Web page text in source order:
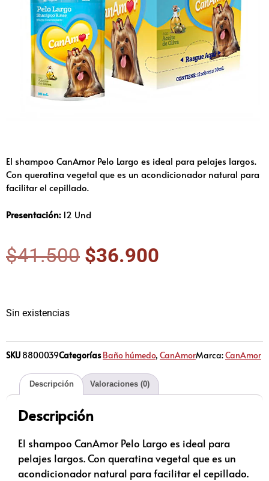
El shampoo CanAmor Pelo Largo es ideal para pelajes largos.
Con queratina vegetal que es un acondicionador natural para
facilitar el cepillado.
Presentación:12 Und
$41.500 $36.900
Sin existencias
SKU 8800039Categorías Baño húmedo, CanAmorMarca:CanAmor
Descripción Valoraciones (0)
Descripción
El shampoo CanAmor Pelo Largo es ideal para
pelajes largos. Con queratina vegetal que es un
acondicionador natural para facilitar el cepillado.